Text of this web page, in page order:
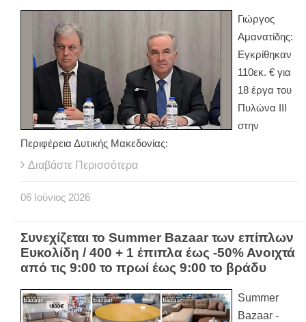
Γιώργος
Αμανατίδης:
Εγκρίθηκαν
110εκ. € για
18 έργα του
Πυλώνα ΙΙΙ
στην
Περιφέρεια Δυτικής Μακεδονίας:
Διαβάστε Περισσότερα
06 Ιούνιος 2026
Συνεχίζεται το Summer Bazaar των επίπλων
Ευκολίδη / 400 + 1 έπιπλα έως -50% Ανοιχτά
από τις 9:00 το πρωί έως 9:00 το βράδυ
Summer
Bazaar -